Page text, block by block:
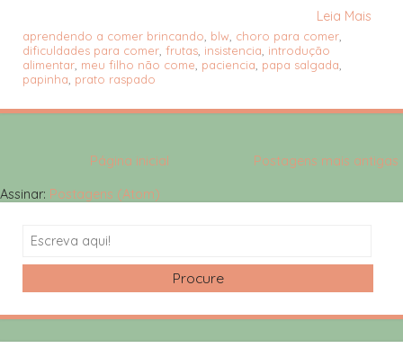
Leia Mais
aprendendo a comer brincando blw choro para comer
dificuldades para comer frutas insistencia introdução
alimentar meu filho não come paciencia papa salgada
papinha prato raspado
Postagens mais antigas
Página inicial
Assinar: Postagens (Atom)
Search